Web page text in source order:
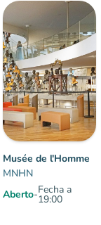
Musée de l'Homme
MNHN
Aberto-Fecha a
19:00
Multidão:
Fluido